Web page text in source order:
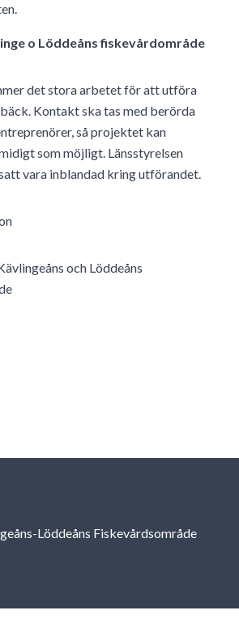
o Löddeåns fiskevårdområde
det stora arbetet för att utföra
Kontakt ska tas med berörda
så projektet kan
som möjligt. Länsstyrelsen
vara inblandad kring utförandet.
och Löddeåns
Löddeåns Fiskevårdsområde